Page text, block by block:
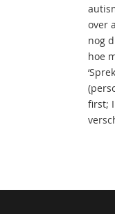
over
nog
hoe
first;